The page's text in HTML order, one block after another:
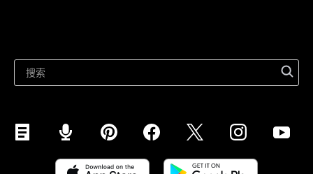
在 Snapchat 上销售
在 YouTube 上销售